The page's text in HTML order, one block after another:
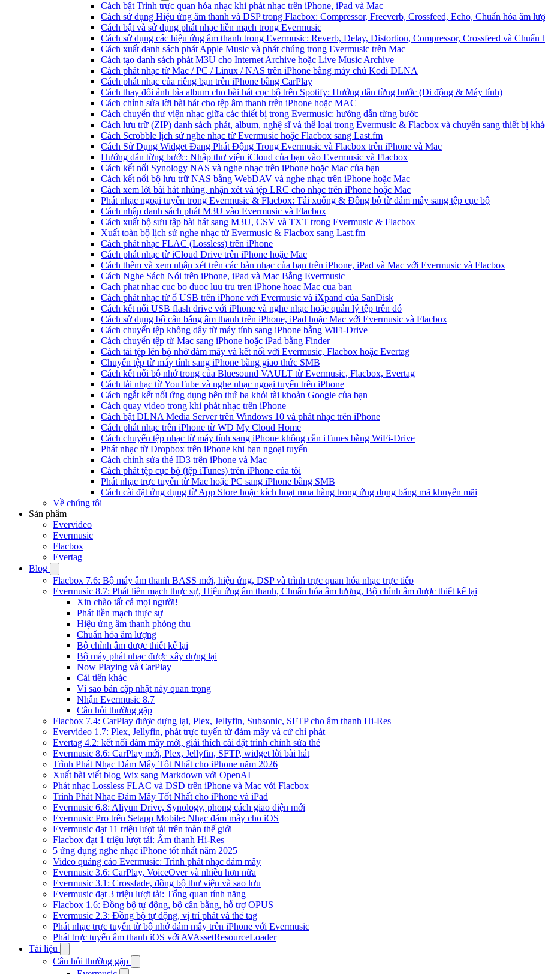
Cách bật Trình trực quan hóa nhạc khi phát nhạc trên iPhone, iPad và Mac
Cách sử dụng Hiệu ứng âm thanh và DSP trong Flacbox: Compressor, Freeverb, Crossfeed, Echo, Chuẩn hóa âm
Cách bật và sử dụng phát nhạc liền mạch trong Evermusic
Cách sử dụng các hiệu ứng âm thanh trong Evermusic: Reverb, Delay, Distortion, Compressor, Crossfeed và Chuẩn
Cách xuất danh sách phát Apple Music và phát chúng trong Evermusic trên Mac
Cách tạo danh sách phát M3U cho Internet Archive hoặc Live Music Archive
Cách phát nhạc từ Mac / PC / Linux / NAS trên iPhone bằng máy chủ Kodi DLNA
Cách phát nhạc của riêng bạn trên iPhone bằng CarPlay
Cách thay đổi ảnh bìa album cho bài hát cục bộ trên Spotify: Hướng dẫn từng bước (Di động & Máy tính)
Cách chỉnh sửa lời bài hát cho tệp âm thanh trên iPhone hoặc MAC
Cách chuyển thư viện nhạc giữa các thiết bị trong Evermusic: hướng dẫn từng bước
Cách lưu trữ (ZIP) danh sách phát, album, nghệ sĩ và thể loại trong Evermusic & Flacbox và chuyển sang thiết bị
Cách Scrobble lịch sử nghe nhạc từ Evermusic hoặc Flacbox sang Last.fm
Cách Sử Dụng Widget Đang Phát Động Trong Evermusic và Flacbox trên iPhone và Mac
Hướng dẫn từng bước: Nhập thư viện iCloud của bạn vào Evermusic và Flacbox
Cách kết nối Synology NAS và nghe nhạc trên iPhone hoặc Mac của bạn
Cách kết nối bộ lưu trữ NAS bằng WebDAV và nghe nhạc trên iPhone hoặc Mac
Cách xem lời bài hát nhúng, nhận xét và tệp LRC cho nhạc trên iPhone hoặc Mac
Phát nhạc ngoại tuyến trong Evermusic & Flacbox: Tải xuống & Đồng bộ từ đám mây sang tệp cục bộ
Cách nhập danh sách phát M3U vào Evermusic và Flacbox
Cách xuất bộ sưu tập bài hát sang M3U, CSV và TXT trong Evermusic & Flacbox
Xuất toàn bộ lịch sử nghe nhạc từ Evermusic & Flacbox sang Last.fm
Cách phát nhạc FLAC (Lossless) trên iPhone
Cách phát nhạc từ iCloud Drive trên iPhone hoặc Mac
Cách thêm và xem nhận xét trên các bản nhạc của bạn trên iPhone, iPad và Mac với Evermusic và Flacbox
Cách Nghe Sách Nói trên iPhone, iPad và Mac Bằng Evermusic
Cach phat nhac cuc bo duoc luu tru tren iPhone hoac Mac cua ban
Cách phát nhạc từ ổ USB trên iPhone với Evermusic và iXpand của SanDisk
Cách kết nối USB flash drive với iPhone và nghe nhạc hoặc quản lý tệp trên đó
Cách sử dụng bộ cân bằng âm thanh trên iPhone, iPad hoặc Mac với Evermusic và Flacbox
Cách chuyển tệp không dây từ máy tính sang iPhone bằng WiFi-Drive
Cách chuyển tệp từ Mac sang iPhone hoặc iPad bằng Finder
Cách tải tệp lên bộ nhớ đám mây và kết nối với Evermusic, Flacbox hoặc Evertag
Chuyển tệp từ máy tính sang iPhone bằng giao thức SMB
Cách kết nối bộ nhớ trong của Bluesound VAULT từ Evermusic, Flacbox, Evertag
Cách tải nhạc từ YouTube và nghe nhạc ngoại tuyến trên iPhone
Cách ngắt kết nối ứng dụng bên thứ ba khỏi tài khoản Google của bạn
Cách quay video trong khi phát nhạc trên iPhone
Cách bật DLNA Media Server trên Windows 10 và phát nhạc trên iPhone
Cách phát nhạc trên iPhone từ WD My Cloud Home
Cách chuyển tệp nhạc từ máy tính sang iPhone không cần iTunes bằng WiFi-Drive
Phát nhạc từ Dropbox trên iPhone khi bạn ngoại tuyến
Cách chỉnh sửa thẻ ID3 trên iPhone và Mac
Cách phát tệp cục bộ (tệp iTunes) trên iPhone của tôi
Phát nhạc trực tuyến từ Mac hoặc PC sang iPhone bằng SMB
Cách cài đặt ứng dụng từ App Store hoặc kích hoạt mua hàng trong ứng dụng bằng mã khuyến mãi
Về chúng tôi
Sản phẩm
Evervideo
Evermusic
Flacbox
Evertag
Blog
Flacbox 7.6: Bộ máy âm thanh BASS mới, hiệu ứng, DSP và trình trực quan hóa nhạc trực tiếp
Evermusic 8.7: Phát liền mạch thực sự, Hiệu ứng âm thanh, Chuẩn hóa âm lượng, Bộ chỉnh âm được thiết kế lại
Xin chào tất cả mọi người!
Phát liền mạch thực sự
Hiệu ứng âm thanh phòng thu
Chuẩn hóa âm lượng
Bộ chỉnh âm được thiết kế lại
Bộ máy phát nhạc được xây dựng lại
Now Playing và CarPlay
Cải tiến khác
Vì sao bản cập nhật này quan trọng
Nhận Evermusic 8.7
Câu hỏi thường gặp
Flacbox 7.4: CarPlay được dựng lại, Plex, Jellyfin, Subsonic, SFTP cho âm thanh Hi-Res
Evervideo 1.7: Plex, Jellyfin, phát trực tuyến từ đám mây và cử chỉ phát
Evertag 4.2: kết nối đám mây mới, giải thích cài đặt trình chỉnh sửa thẻ
Evermusic 8.6: CarPlay mới, Plex, Jellyfin, SFTP, widget lời bài hát
Trình Phát Nhạc Đám Mây Tốt Nhất cho iPhone năm 2026
Xuất bài viết blog Wix sang Markdown với OpenAI
Phát nhạc Lossless FLAC và DSD trên iPhone và Mac với Flacbox
Trình Phát Nhạc Đám Mây Tốt Nhất cho iPhone và iPad
Evermusic 6.8: Aliyun Drive, Synology, phong cách giao diện mới
Evermusic Pro trên Setapp Mobile: Nhạc đám mây cho iOS
Evermusic đạt 11 triệu lượt tải trên toàn thế giới
Flacbox đạt 1 triệu lượt tải: Âm thanh Hi-Res
5 ứng dụng nghe nhạc iPhone tốt nhất năm 2025
Video quảng cáo Evermusic: Trình phát nhạc đám mây
Evermusic 3.6: CarPlay, VoiceOver và nhiều hơn nữa
Evermusic 3.1: Crossfade, đồng bộ thư viện và sao lưu
Evermusic đạt 3 triệu lượt tải: Tổng quan tính năng
Flacbox 1.6: Đồng bộ tự động, bộ cân bằng, hỗ trợ OPUS
Evermusic 2.3: Đồng bộ tự động, vị trí phát và thẻ tag
Phát nhạc trực tuyến từ bộ nhớ đám mây trên iPhone với Evermusic
Phát trực tuyến âm thanh iOS với AVAssetResourceLoader
Tài liệu
Câu hỏi thường gặp